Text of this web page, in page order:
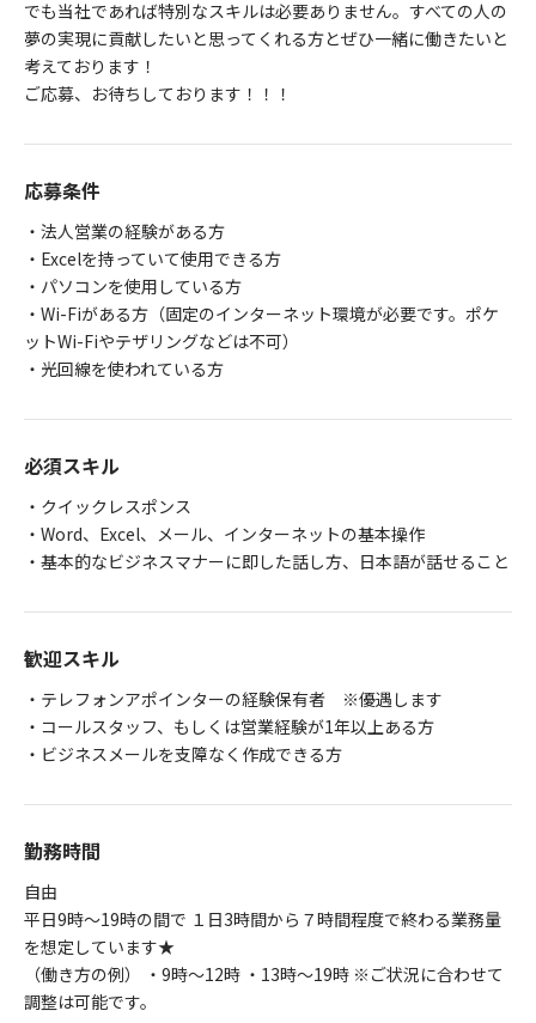
でも当社であれば特別なスキルは必要ありません。すべての人の
夢の実現に貢献したいと思ってくれる方とぜひ一緒に働きたいと
考えております！
ご応募、お待ちしております！！！
応募条件
・法人営業の経験がある方
・Excelを持っていて使用できる方
・パソコンを使用している方
・Wi-Fiがある方（固定のインターネット環境が必要です。ポケ
ットWi-Fiやテザリングなどは不可）
・光回線を使われている方
必須スキル
・クイックレスポンス
・Word、Excel、メール、インターネットの基本操作
・基本的なビジネスマナーに即した話し方、日本語が話せること
歓迎スキル
・テレフォンアポインターの経験保有者 ※優遇します
・コールスタッフ、もしくは営業経験が1年以上ある方
・ビジネスメールを支障なく作成できる方
勤務時間
自由
平日9時～19時の間で １日3時間から７時間程度で終わる業務量
を想定しています★
（働き方の例） ・9時～12時 ・13時～19時 ※ご状況に合わせて
調整は可能です。